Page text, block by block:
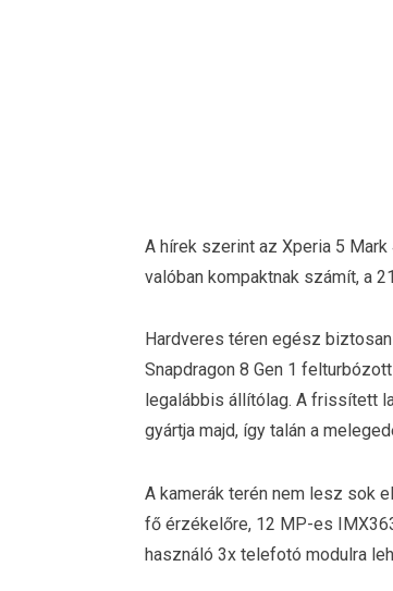
A hírek szerint az Xperia 5
valóban kompaktnak számít, a
Hardveres téren egész
Snapdragon 8 Gen 1
legalábbis állítólag. A frissített
gyártja majd, így talán a
A kamerák terén nem lesz sok
fő érzékelőre, 12 MP-es
használó 3x telefotó modulra